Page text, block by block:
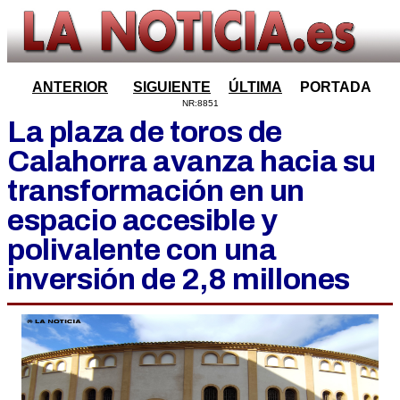
ANTERIOR SIGUIENTE ÚLTIMA PORTADA
NR:8851
La plaza de toros de
Calahorra avanza hacia su
transformación en un
espacio accesible y
polivalente con una
inversión de 2,8 millones